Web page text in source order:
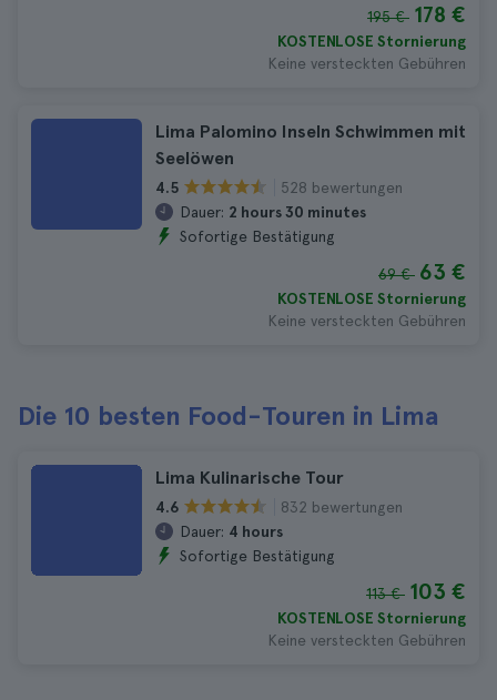
195 € 178 €
KOSTENLOSE Stornierung
Keine versteckten Gebühren
Lima Palomino Inseln Schwimmen mit
Seelöwen
4.5
528 bewertungen
Dauer: 2 hours 30 minutes
Sofortige Bestätigung
69 € 63 €
KOSTENLOSE Stornierung
Keine versteckten Gebühren
Die 10 besten Food-Touren in Lima
Lima Kulinarische Tour
4.6
832 bewertungen
Dauer: 4 hours
Sofortige Bestätigung
113 € 103 €
KOSTENLOSE Stornierung
Keine versteckten Gebühren